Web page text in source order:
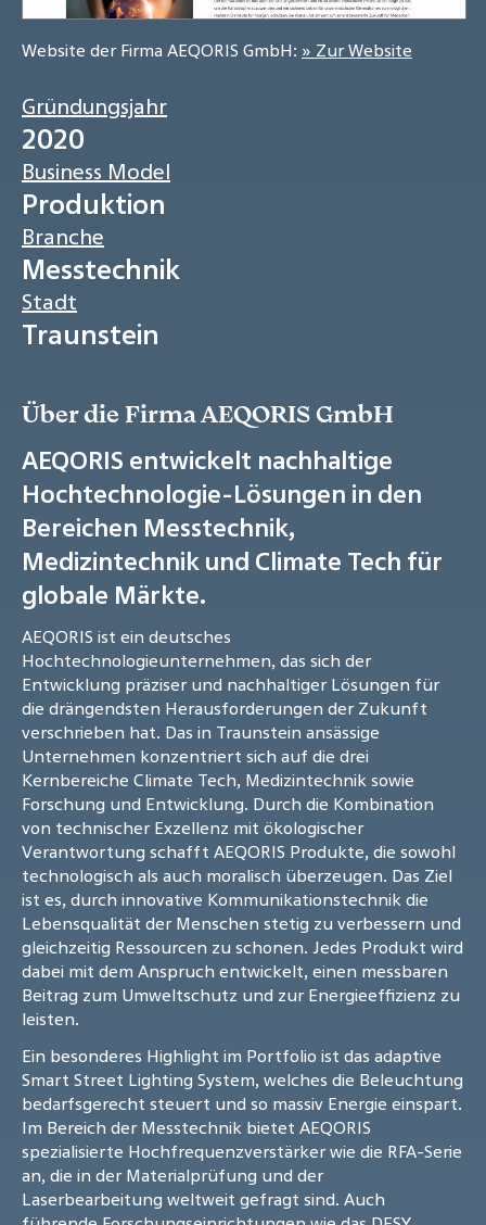
Website der Firma AEQORIS GmbH: » Zur Website
Gründungsjahr
2020
Business Model
Produktion
Branche
Messtechnik
Stadt
Traunstein
Über die Firma AEQORIS GmbH
AEQORIS entwickelt nachhaltige
Hochtechnologie-Lösungen in den
Bereichen Messtechnik,
Medizintechnik und Climate Tech für
globale Märkte.
AEQORIS ist ein deutsches
Hochtechnologieunternehmen, das sich der
Entwicklung präziser und nachhaltiger Lösungen für
die drängendsten Herausforderungen der Zukunft
verschrieben hat. Das in Traunstein ansässige
Unternehmen konzentriert sich auf die drei
Kernbereiche Climate Tech, Medizintechnik sowie
Forschung und Entwicklung. Durch die Kombination
von technischer Exzellenz mit ökologischer
Verantwortung schafft AEQORIS Produkte, die sowohl
technologisch als auch moralisch überzeugen. Das Ziel
ist es, durch innovative Kommunikationstechnik die
Lebensqualität der Menschen stetig zu verbessern und
gleichzeitig Ressourcen zu schonen. Jedes Produkt wird
dabei mit dem Anspruch entwickelt, einen messbaren
Beitrag zum Umweltschutz und zur Energieeffizienz zu
leisten.
Ein besonderes Highlight im Portfolio ist das adaptive
Smart Street Lighting System, welches die Beleuchtung
bedarfsgerecht steuert und so massiv Energie einspart.
Im Bereich der Messtechnik bietet AEQORIS
spezialisierte Hochfrequenzverstärker wie die RFA-Serie
an, die in der Materialprüfung und der
Laserbearbeitung weltweit gefragt sind. Auch